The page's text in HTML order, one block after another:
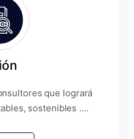
que logrará
sostenibles ....